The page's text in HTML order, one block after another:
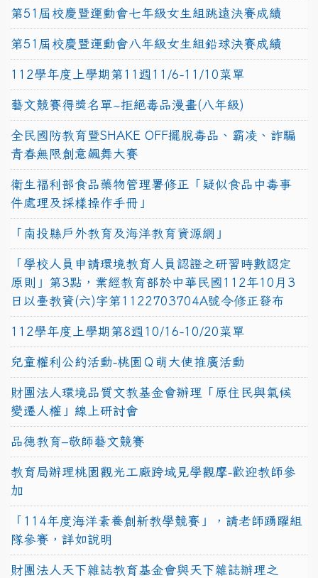
第51屆校慶暨運動會七年級女生組跳遠決賽成績
第51屆校慶暨運動會八年級女生組鉛球決賽成績
112學年度上學期第11週11/6-11/10菜單
藝文競賽得獎名單~拒絕毒品漫畫(八年級)
全民國防教育暨SHAKE OFF擺脫毒品、霸凌、詐騙
青春無限創意飆舞大賽
衛生福利部食品藥物管理署修正「疑似食品中毒事
件處理及採樣操作手冊」
「南投縣戶外教育及海洋教育資源網」
「學校人員申請環境教育人員認證之研習時數認定
原則」第3點，業經教育部於中華民國112年10月3
日以臺教資(六)字第1122703704A號令修正發布
112學年度上學期第8週10/16-10/20菜單
兒童權利公約活動-桃園Ｑ萌大使推廣活動
財團法人環境品質文教基金會辦理「原住民與氣候
變遷人權」線上研討會
品德教育–敬師藝文競賽
教育局辦理桃園觀光工廠跨域見學觀摩-歡迎教師參
加
「114年度海洋素養創新教學競賽」，請老師踴躍組
隊參賽，詳如說明
財團法人天下雜誌教育基金會與天下雜誌辦理之